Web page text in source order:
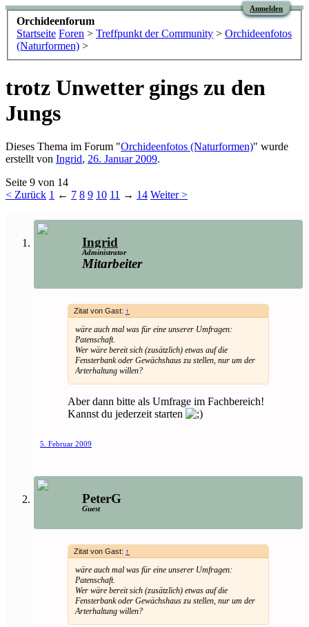
Anmelden
Orchideenforum
Startseite Foren > Treffpunkt der Community > Orchideenfotos
(Naturformen) >
trotz Unwetter gings zu den
Jungs
Dieses Thema im Forum "Orchideenfotos (Naturformen)" wurde
erstellt von Ingrid, 26. Januar 2009.
Seite 9 von 14
< Zurück 1 ← 7 8 9 10 11 → 14 Weiter >
Ingrid
Administrator
Mitarbeiter
Zitat von Gast: ↑
wäre auch mal was für eine unserer Umfragen:
Patenschaft.
Wer wäre bereit sich (zusätzlich) etwas auf die
Fensterbank oder Gewächshaus zu stellen, nur um der
Arterhaltung willen?
Aber dann bitte als Umfrage im Fachbereich!
Kannst du jederzeit starten
5. Februar 2009
PeterG
Guest
Zitat von Gast: ↑
wäre auch mal was für eine unserer Umfragen:
Patenschaft.
Wer wäre bereit sich (zusätzlich) etwas auf die
Fensterbank oder Gewächshaus zu stellen, nur um der
Arterhaltung willen?